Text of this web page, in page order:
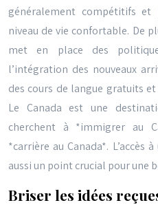
généralement compétitifs
niveau de vie confortable. De
met en place des
l’intégration des nouveaux
des cours de langue gratuits et
Le Canada est une
cherchent à *immigrer au
*carrière au Canada*. L’accès
aussi un point crucial pour une
Briser les idées